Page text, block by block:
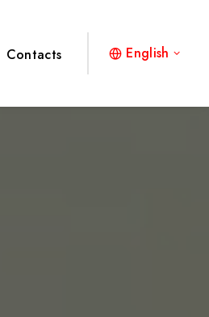
Contacts English